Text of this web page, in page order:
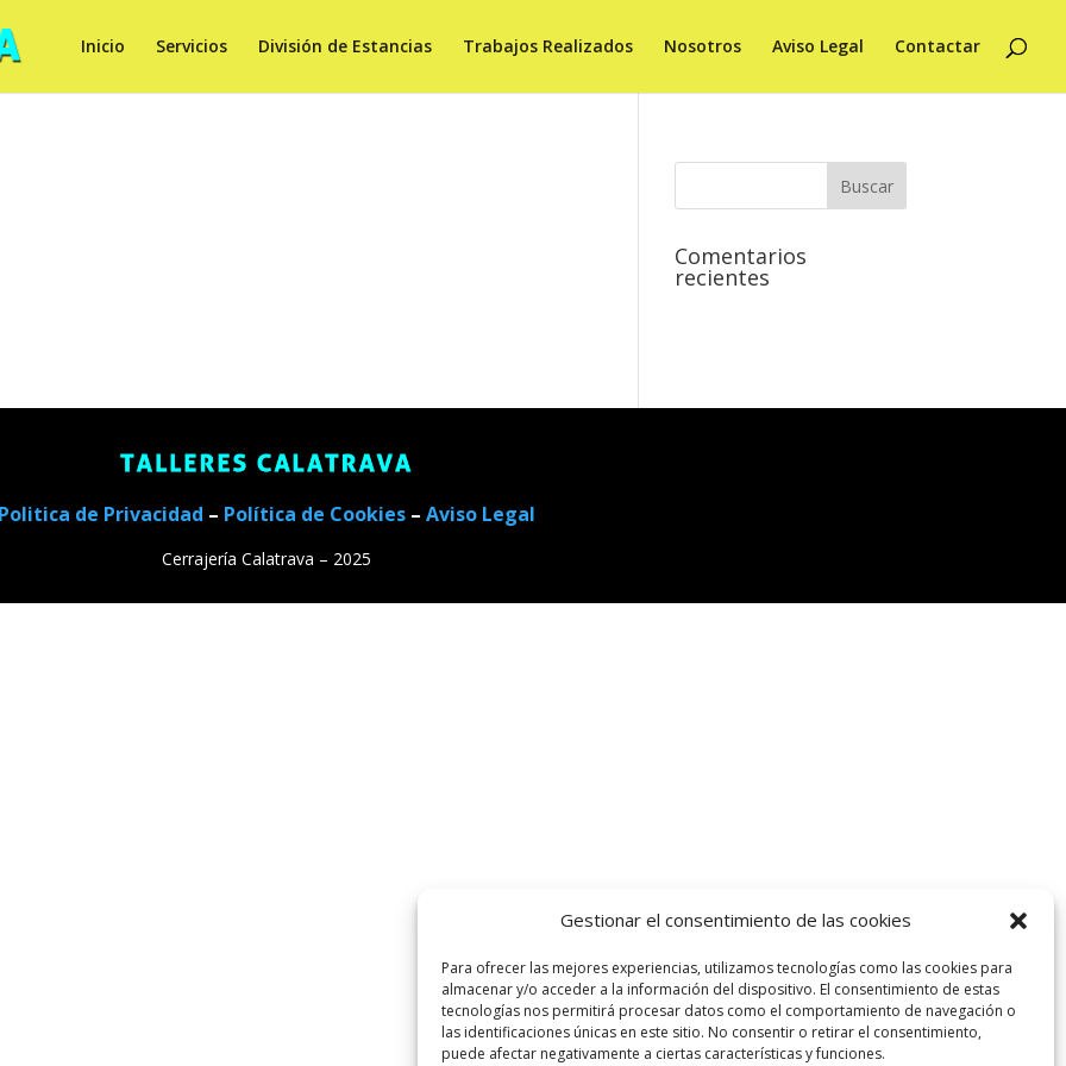
Gestionar el consentimiento de las cookies
Para ofrecer las mejores experiencias, utilizamos tecnologías como las cookies para
almacenar y/o acceder a la información del dispositivo. El consentimiento de estas
tecnologías nos permitirá procesar datos como el comportamiento de navegación o
las identificaciones únicas en este sitio. No consentir o retirar el consentimiento,
puede afectar negativamente a ciertas características y funciones.
Inicio Servicios División de Estancias Trabajos Realizados Nosotros Aviso Legal Contactar
Comentarios
recientes
de Privacidad – Política de Cookies – Aviso Legal
Cerrajería Calatrava – 2025